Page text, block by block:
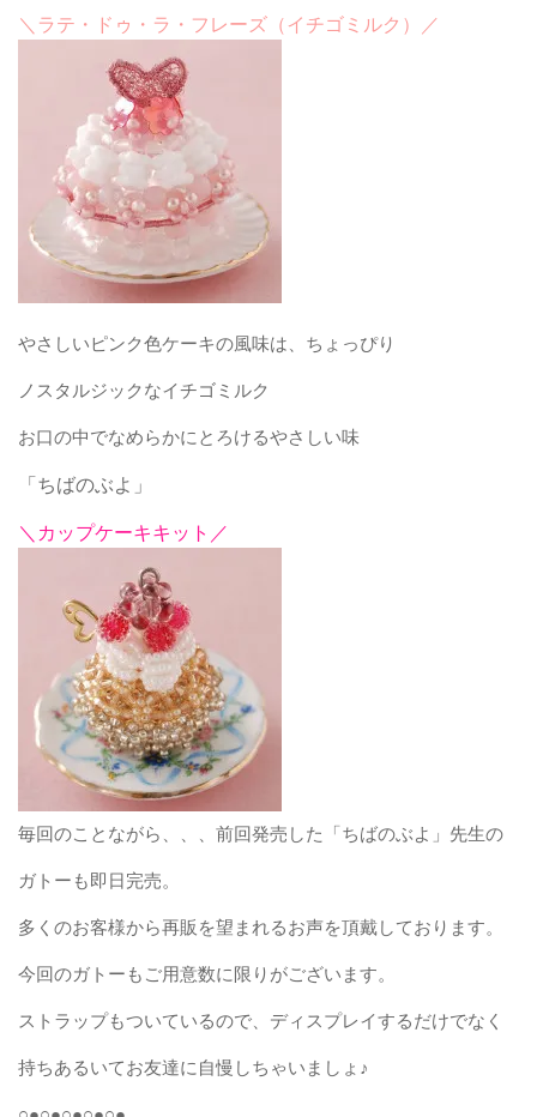
＼ラテ・ドゥ・ラ・フレーズ（イチゴミルク）／
やさしいピンク色ケーキの風味は、ちょっぴり
ノスタルジックなイチゴミルク
お口の中でなめらかにとろけるやさしい味
「ちばのぶよ」
＼カップケーキキット／
毎回のことながら、、、前回発売した「ちばのぶよ」先生の
ガトーも即日完売。
多くのお客様から再販を望まれるお声を頂戴しております。
今回のガトーもご用意数に限りがございます。
ストラップもついているので、ディスプレイするだけでなく
持ちあるいてお友達に自慢しちゃいましょ♪